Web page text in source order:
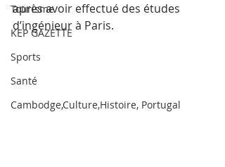
Tourisme
KEP GAZETTE
Sports
Santé
Cambodge,Culture,Histoire, Portugal
après avoir effectué des études
d’ingénieur à Paris.